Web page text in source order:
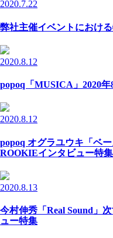
2020.7.22
弊社主催イベントにおけ
2020.8.12
popoq「MUSICA」2020
2020.8.12
popoq オグラユウキ「ベ
ROOKIEインタビュー特
2020.8.13
今村伸秀「Real Sound」
ュー特集